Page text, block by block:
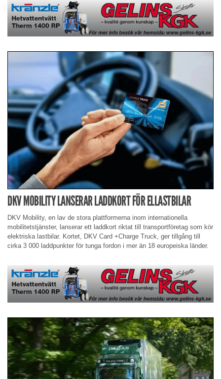
DKV MOBILITY LANSERAR LADDKORT FÖR ELLASTBILAR
DKV Mobility, en lav de stora plattformerna inom internationella
mobilitetstjänster, lanserar ett laddkort riktat till transportföretag som kör
elektriska lastbilar. Kortet, DKV Card +Charge Truck, ger tillgång till
cirka 3 000 laddpunkter för tunga fordon i mer än 18 europeiska länder.